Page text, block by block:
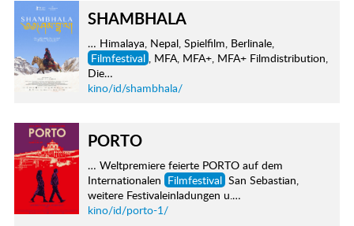
SHAMBHALA
… Himalaya, Nepal, Spielfilm, Berlinale,
Filmfestival , MFA, MFA+, MFA+ Filmdistribution,
Die…
kino/id/shambhala/
PORTO
… Weltpremiere feierte PORTO auf dem
Internationalen Filmfestival San Sebastian,
weitere Festivaleinladungen u.…
kino/id/porto-1/